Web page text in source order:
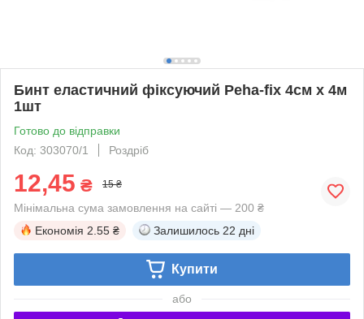
Бинт еластичний фіксуючий Peha-fix 4см х 4м
1шт
Готово до відправки
Код: 303070/1
Роздріб
12,45 ₴ 15 ₴
Мінімальна сума замовлення на сайті — 200 ₴
Економія 2.55 ₴ Залишилось 22 дні
Купити
або